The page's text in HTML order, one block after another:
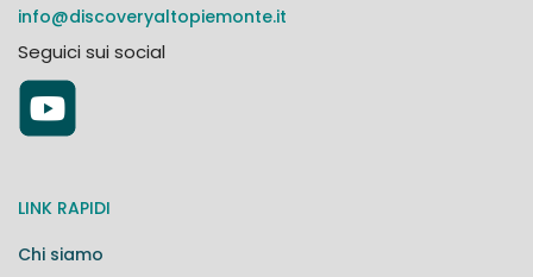
info@discoveryaltopiemonte.it
Seguici sui social
LINK RAPIDI
Chi siamo